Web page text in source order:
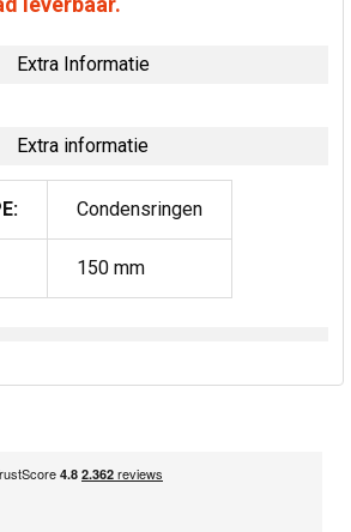
Extra Informatie
Extra informatie
Condensringen
150 mm